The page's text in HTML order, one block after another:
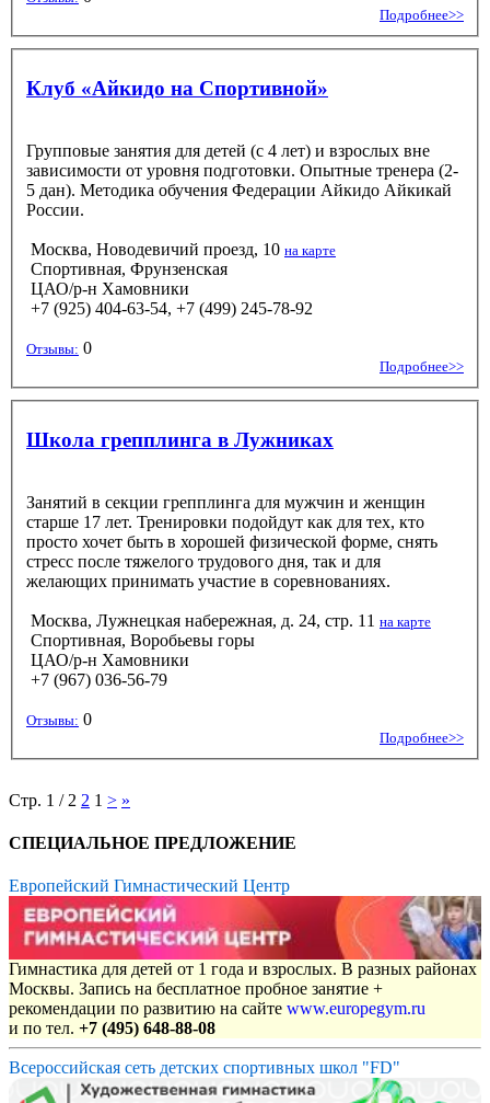
Подробнее>>
Клуб «Айкидо на Спортивной»​
Групповые занятия для детей (с 4 лет) и взрослых вне
зависимости от уровня подготовки. Опытные тренера (2-
5 дан). Методика обучения Федерации Айкидо Айкикай
России.
Москва, Новодевичий проезд, 10 на карте
Спортивная, Фрунзенская
ЦАО/р-н Хамовники
+7 (925) 404-63-54, +7 (499) 245-78-92
Отзывы: 0
Подробнее>>
Школа грепплинга в Лужниках
Занятий в секции грепплинга для мужчин и женщин
старше 17 лет. Тренировки подойдут как для тех, кто
просто хочет быть в хорошей физической форме, снять
стресс после тяжелого трудового дня, так и для
желающих принимать участие в соревнованиях.
Москва, Лужнецкая набережная, д. 24, стр. 11 на карте
Спортивная, Воробьевы горы
ЦАО/р-н Хамовники
+7 (967) 036-56-79
Отзывы: 0
Подробнее>>
Стр. 1 / 2 2 1 > »
СПЕЦИАЛЬНОЕ ПРЕДЛОЖЕНИЕ
Европейский Гимнастический Центр
Гимнастика для детей от 1 года и взрослых. В разных районах
Москвы. Запись на бесплатное пробное занятие +
рекомендации по развитию на сайте www.europegym.ru
и по тел. +7 (495) 648-88-08
Всероссийская сеть детских спортивных школ "FD"